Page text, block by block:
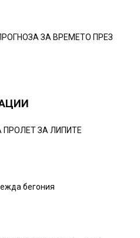
ЗА ВРЕМЕТО ПРЕЗ
ЗА ЛИПИТЕ
бегония